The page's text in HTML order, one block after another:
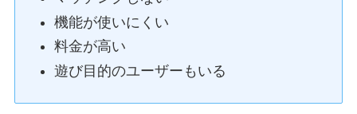
機能が使いにくい
料金が高い
遊び目的のユーザーもいる